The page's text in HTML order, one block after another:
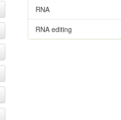
RNA
RNA editing